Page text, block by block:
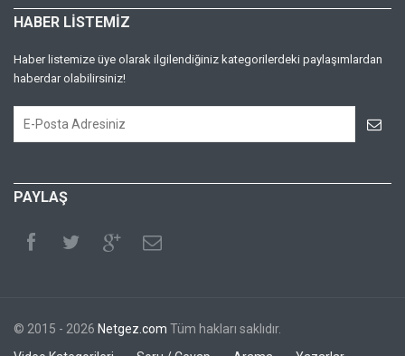
HABER LİSTEMİZ
Haber listemize üye olarak ilgilendiğiniz kategorilerdeki paylaşımlardan
haberdar olabilirsiniz!
PAYLAŞ
© 2015 - 2026 Netgez.com Tüm hakları saklıdır.